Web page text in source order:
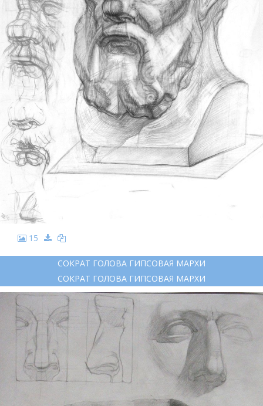
15
СОКРАТ ГОЛОВА ГИПСОВАЯ МАРХИ
СОКРАТ ГОЛОВА ГИПСОВАЯ МАРХИ